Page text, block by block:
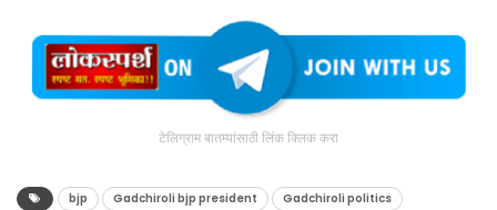
टेलिग्राम बातम्यांसाठी लिंक क्लिक करा
bjp Gadchiroli bjp president Gadchiroli politics